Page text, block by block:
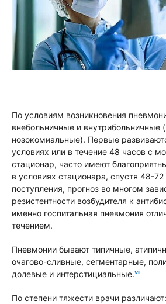
По условиям возникновения
внебольничные и внутрибольничные
нозокомиальные). Первые
условиях или в течение 48 часов с
стационар, часто имеют
в условиях стационара, спустя 48-72
поступления, прогноз во многом
резистентности возбудителя к
именно госпитальная пневмония
течением.
Пневмонии бывают типичные,
очагово-сливные, сегментарные,
долевые и интерстициальные.vi
По степени тяжести врачи различают: